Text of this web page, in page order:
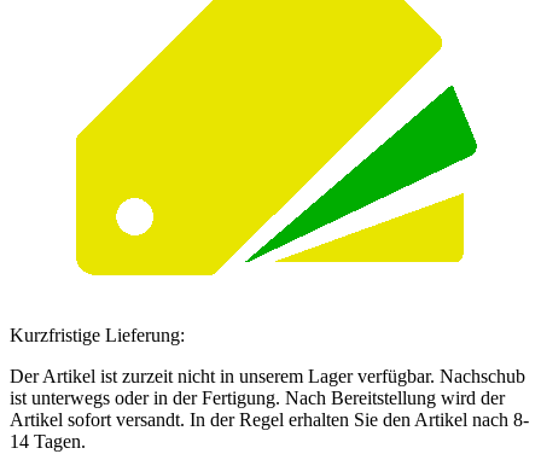
Kurzfristige Lieferung:
Der Artikel ist zurzeit nicht in unserem Lager verfügbar. Nachschub
ist unterwegs oder in der Fertigung. Nach Bereitstellung wird der
Artikel sofort versandt. In der Regel erhalten Sie den Artikel nach 8-
14 Tagen.